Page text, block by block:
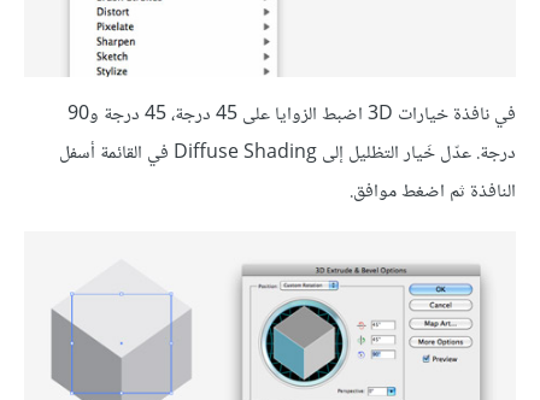
في نافذة خيارات 3D اضبط الزوايا على 45 درجة، 45 درجة و90
درجة. عدّل خَيار التظليل إلى Diffuse Shading في القائمة أسفل
النافذة ثم اضغط موافق.